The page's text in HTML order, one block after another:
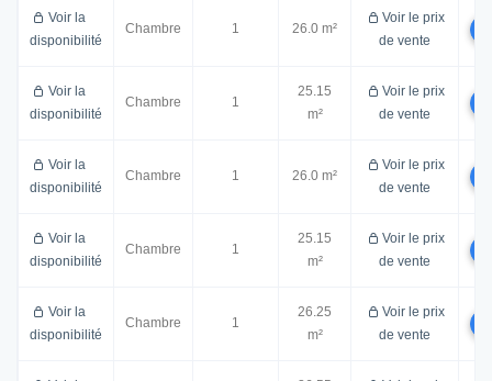
Voir la
disponibilité
Chambre 1 26.0 m²
Voir le prix
de vente
Voir la
disponibilité
Chambre 1
25.15
m²
Voir le prix
de vente
Voir la
disponibilité
Chambre 1 26.0 m²
Voir le prix
de vente
Voir la
disponibilité
Chambre 1
25.15
m²
Voir le prix
de vente
Voir la
disponibilité
Chambre 1
26.25
m²
Voir le prix
de vente